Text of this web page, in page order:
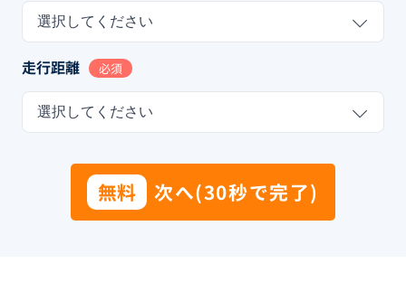
選択してください
走行距離 必須
選択してください
無料 次へ(30秒で完了)